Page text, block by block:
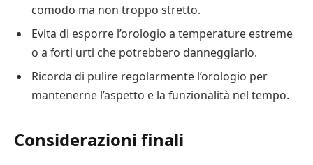
comodo ma non troppo stretto.
Evita di esporre l’orologio a temperature estreme
o a forti urti che potrebbero danneggiarlo.
Ricorda di pulire regolarmente l’orologio per
mantenerne l’aspetto e la funzionalità nel tempo.
Considerazioni finali